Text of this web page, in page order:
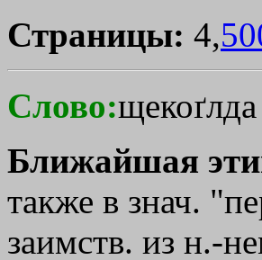
Страницы: 4,
Слово:щекоґлда
Ближайшая
также в знач.
заимств. из н.-